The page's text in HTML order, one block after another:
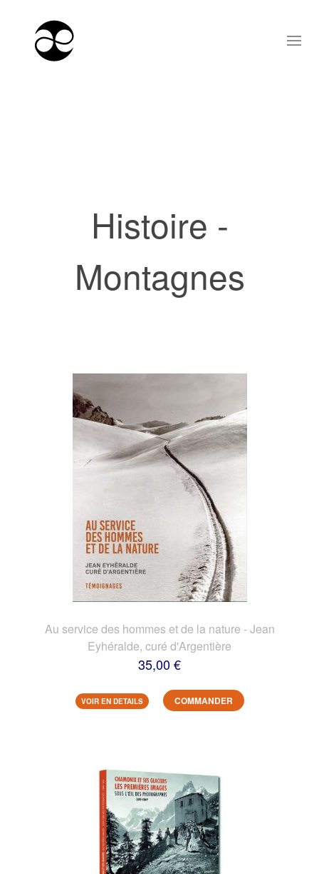
Histoire -
Montagnes
Au service des hommes et de la nature - Jean
Eyhéralde, curé d'Argentière
35,00 €
VOIR EN DETAILS COMMANDER